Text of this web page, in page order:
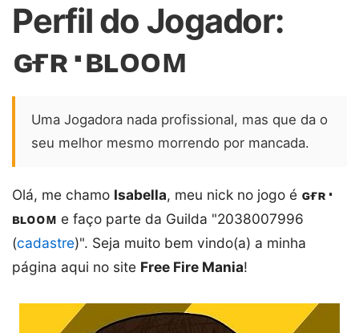
Perfil do Jogador:
ɢғʀ･ʙʟᴏᴏᴍ
Uma Jogadora nada profissional, mas que da o
seu melhor mesmo morrendo por mancada.
Olá, me chamo Isabella, meu nick no jogo é ɢғʀ･
ʙʟᴏᴏᴍ e faço parte da Guilda "2038007996
(cadastre)". Seja muito bem vindo(a) a minha
página aqui no site Free Fire Mania!